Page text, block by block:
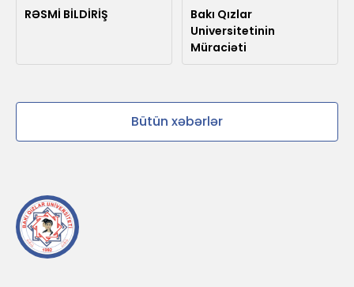
RƏSMİ BİLDİRİŞ
Bakı Qızlar
Universitetinin
Müraciəti
Bütün xəbərlər